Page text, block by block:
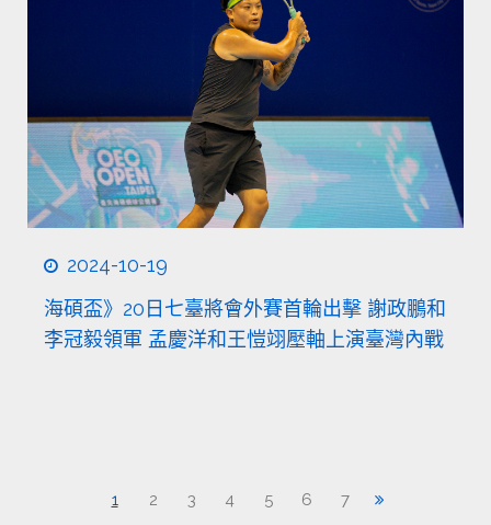
2024-10-19
海碩盃》20日七臺將會外賽首輪出擊 謝政鵬和
李冠毅領軍 孟慶洋和王愷翊壓軸上演臺灣內戰
1 2 3 4 5 6 7